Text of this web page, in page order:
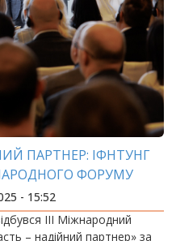
ПАРТНЕР: ІФНТУНГ
ФОРУМУ
- 15:52
ІІІ Міжнародний
– надійний партнер» за